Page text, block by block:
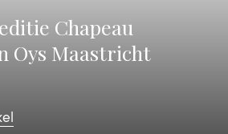
Chapeau
Oys Maastricht